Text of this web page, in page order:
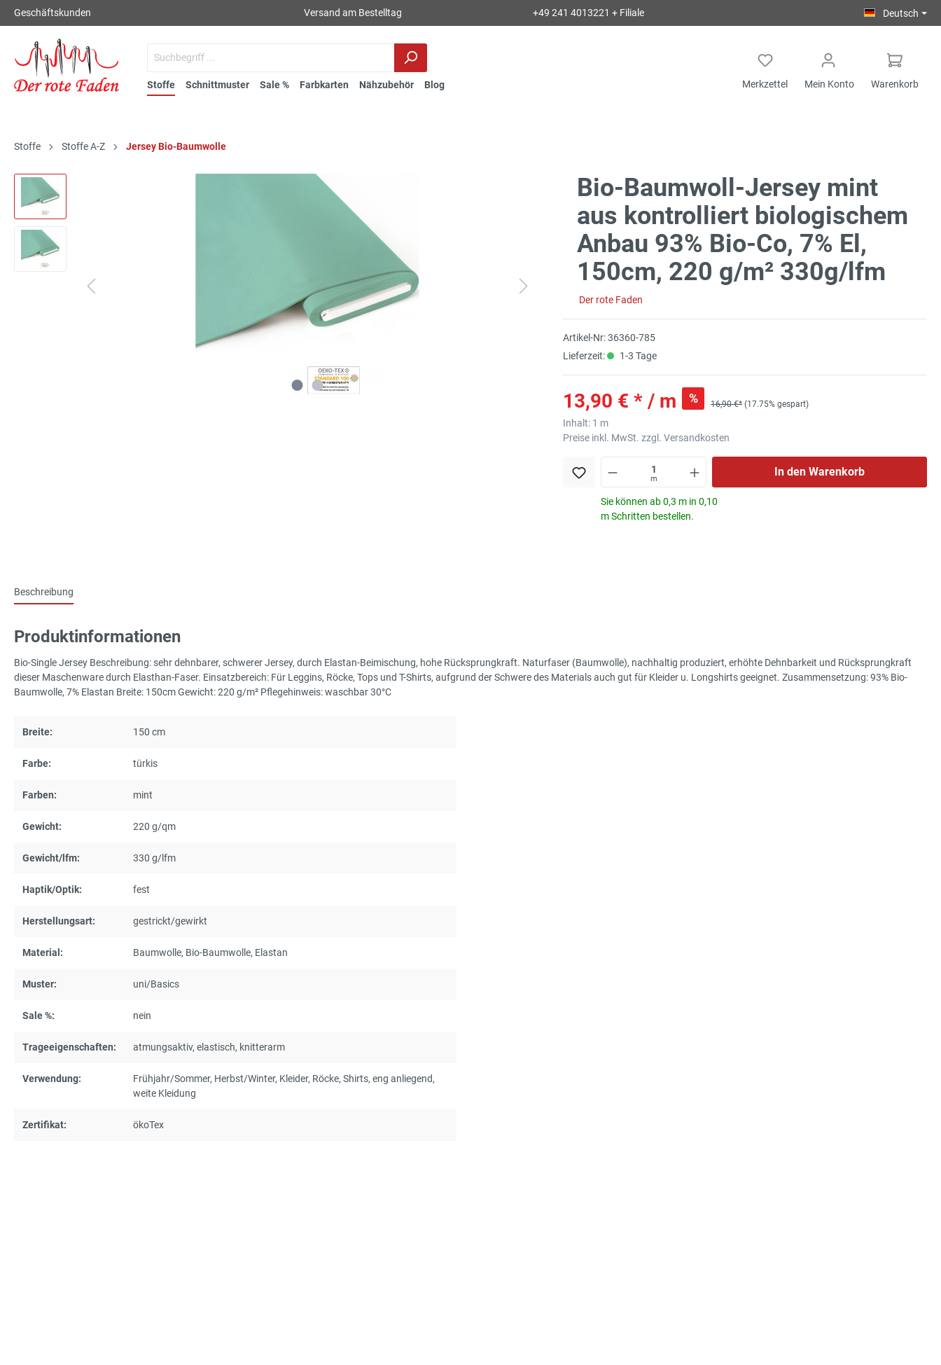
Geschäftskunden Versand am Bestelltag +49 241 4013221 + Filiale Deutsch
Stoffe Schnittmuster Sale % Farbkarten Nähzubehör Blog Merkzettel Mein Konto Warenkorb
Stoffe Stoffe A-Z Jersey Bio-Baumwolle
Bio-Baumwoll-Jersey mint
aus kontrolliert biologischem
Anbau 93% Bio-Co, 7% El,
150cm, 220 g/m² 330g/lfm
Der rote Faden
Artikel-Nr:36360-785
Lieferzeit:
1-3 Tage
13,90 € * / m % 16,90 €* (17.75% gespart)
Inhalt: 1 m
Preise inkl. MwSt. zzgl. Versandkosten
m
In den Warenkorb
Sie können ab 0,3 m in 0,10
m Schritten bestellen.
Beschreibung
Produktinformationen
Bio-Single Jersey Beschreibung: sehr dehnbarer, schwerer Jersey, durch Elastan-Beimischung, hohe Rücksprungkraft. Naturfaser (Baumwolle), nachhaltig produziert, erhöhte Dehnbarkeit und Rücksprungkraft
dieser Maschenware durch Elasthan-Faser. Einsatzbereich: Für Leggins, Röcke, Tops und T-Shirts, aufgrund der Schwere des Materials auch gut für Kleider u. Longshirts geeignet. Zusammensetzung: 93% Bio-
Baumwolle, 7% Elastan Breite: 150cm Gewicht: 220 g/m² Pflegehinweis: waschbar 30°C
Breite: 150 cm
Farbe: türkis
Farben: mint
Gewicht: 220 g/qm
Gewicht/lfm: 330 g/lfm
Haptik/Optik: fest
Herstellungsart: gestrickt/gewirkt
Material: Baumwolle, Bio-Baumwolle, Elastan
Muster: uni/Basics
Sale %: nein
Trageeigenschaften: atmungsaktiv, elastisch, knitterarm
Verwendung: Frühjahr/Sommer, Herbst/Winter, Kleider, Röcke, Shirts, eng anliegend,
weite Kleidung
Zertifikat: ökoTex